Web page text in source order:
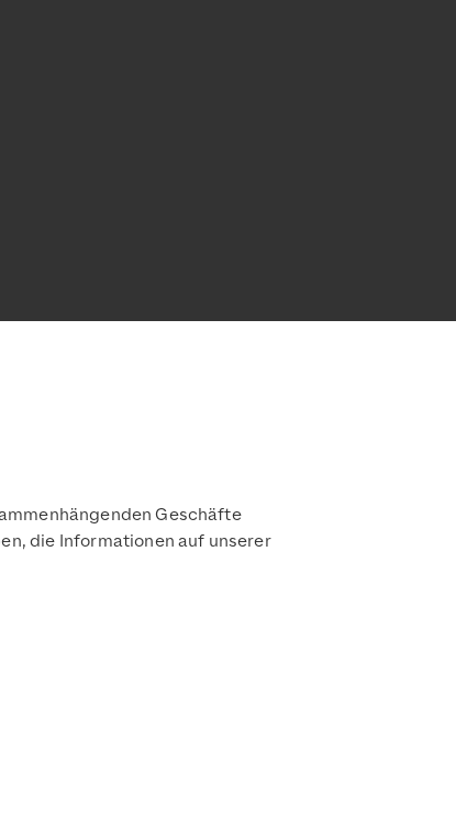
Geschäfte
die Informationen auf unserer